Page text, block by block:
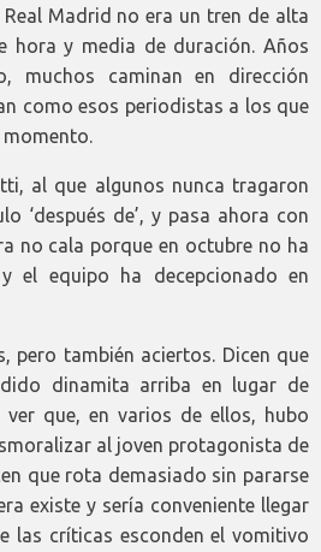
Madrid no era un tren de alta
hora y media de duración. Años
muchos caminan en dirección
como esos periodistas a los que
momento.
al que algunos nunca tragaron
‘después de’, y pasa ahora con
no cala porque en octubre no ha
el equipo ha decepcionado en
pero también aciertos. Dicen que
dinamita arriba en lugar de
que, en varios de ellos, hubo
al joven protagonista de
que rota demasiado sin pararse
existe y sería conveniente llegar
las críticas esconden el vomitivo